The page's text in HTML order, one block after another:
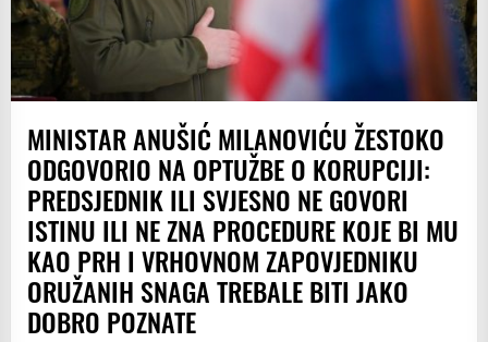
MINISTAR ANUŠIĆ MILANOVIĆU ŽESTOKO
ODGOVORIO NA OPTUŽBE O KORUPCIJI:
PREDSJEDNIK ILI SVJESNO NE GOVORI
ISTINU ILI NE ZNA PROCEDURE KOJE BI MU
KAO PRH I VRHOVNOM ZAPOVJEDNIKU
ORUŽANIH SNAGA TREBALE BITI JAKO
DOBRO POZNATE